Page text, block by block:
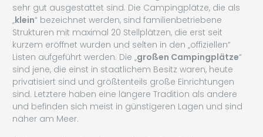
sehr gut ausgestattet sind. Die Campingplätze, die als
„klein“ bezeichnet werden, sind familienbetriebene
Strukturen mit maximal 20 Stellplätzen, die erst seit
kurzem eröffnet wurden und selten in den „offiziellen“
Listen aufgeführt werden. Die „großen Campingplätze“
sind jene, die einst in staatlichem Besitz waren, heute
privatisiert sind und größtenteils große Einrichtungen
sind. Letztere haben eine längere Tradition als andere
und befinden sich meist in günstigeren Lagen und sind
näher am Meer.